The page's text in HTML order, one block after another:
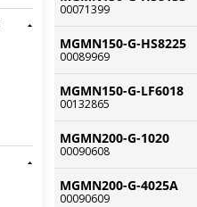
00071399
MGMN150-G-HS8225
00089969
MGMN150-G-LF6018
00132865
MGMN200-G-1020
00090608
MGMN200-G-4025A
00090609